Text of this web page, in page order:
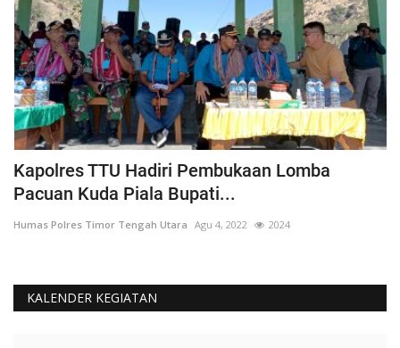
Kapolres TTU Hadiri Pembukaan Lomba
Pacuan Kuda Piala Bupati...
Humas Polres Timor Tengah Utara Agu 4, 2022 2024
KALENDER KEGIATAN